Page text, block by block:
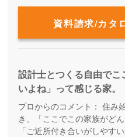
資料請求/カタ
設計士とつくる自由で
いよね」って感じる家。
プロからのコメント： 住み
き、「ここでこの家族がど
「ご近所付き合いがしやす